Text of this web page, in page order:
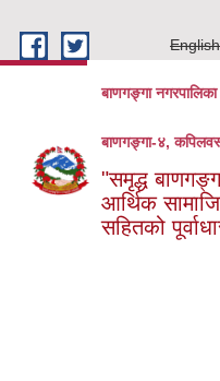
English
बाणगङ्गा नगरपालिका
बाणगङ्गा-४,
"समृद्ध
आर्थिक
सहितको